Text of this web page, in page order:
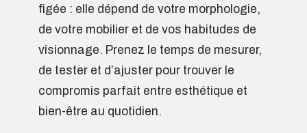
figée : elle dépend de votre morphologie,
de votre mobilier et de vos habitudes de
visionnage. Prenez le temps de mesurer,
de tester et d’ajuster pour trouver le
compromis parfait entre esthétique et
bien-être au quotidien.